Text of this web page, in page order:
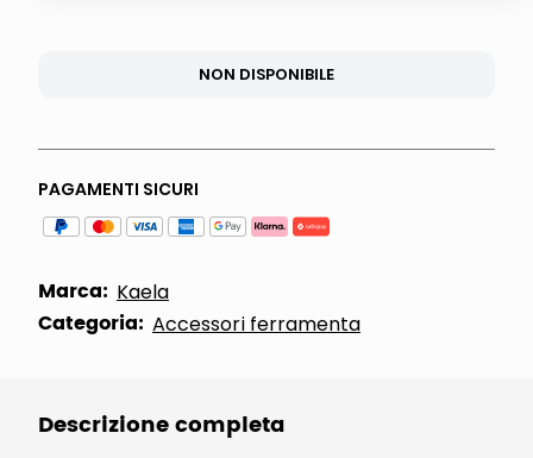
NON DISPONIBILE
PAGAMENTI SICURI
Marca: Kaela
Categoria: Accessori ferramenta
Descrizione completa